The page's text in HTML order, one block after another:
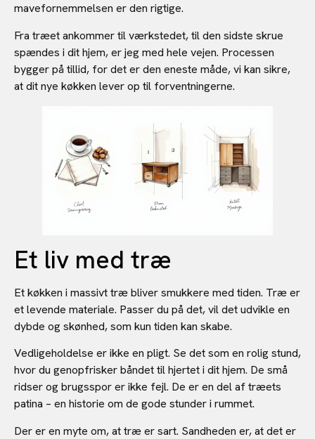
mavefornemmelsen er den rigtige.
Fra træet ankommer til værkstedet, til den sidste skrue
spændes i dit hjem, er jeg med hele vejen. Processen
bygger på tillid, for det er den eneste måde, vi kan sikre,
at dit nye køkken lever op til forventningerne.
Et liv med træ
Et køkken i massivt træ bliver smukkere med tiden. Træ er
et levende materiale. Passer du på det, vil det udvikle en
dybde og skønhed, som kun tiden kan skabe.
Vedligeholdelse er ikke en pligt. Se det som en rolig stund,
hvor du genopfrisker båndet til hjertet i dit hjem. De små
ridser og brugsspor er ikke fejl. De er en del af træets
patina – en historie om de gode stunder i rummet.
Der er en myte om, at træ er sart. Sandheden er, at det er